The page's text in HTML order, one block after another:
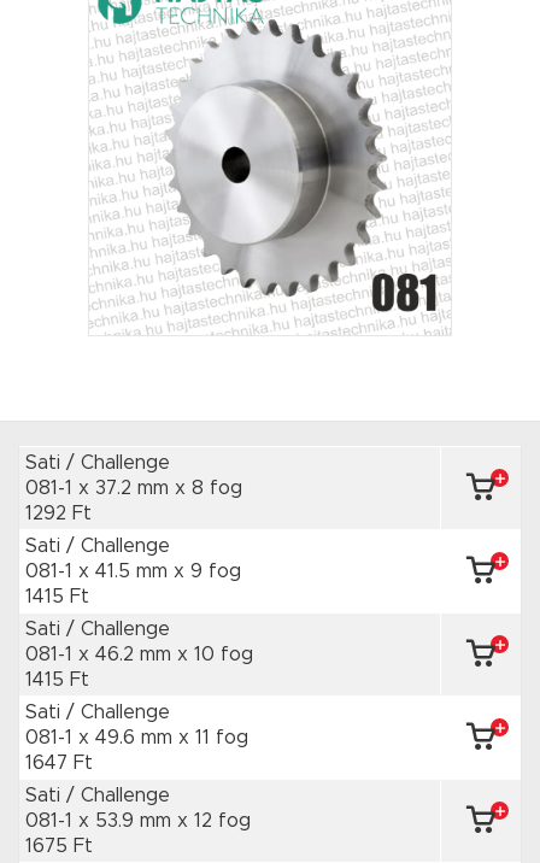
Sati / Challenge
081-1 x 37.2 mm x 8 fog
1292 Ft
Sati / Challenge
081-1 x 41.5 mm x 9 fog
1415 Ft
Sati / Challenge
081-1 x 46.2 mm x 10 fog
1415 Ft
Sati / Challenge
081-1 x 49.6 mm x 11 fog
1647 Ft
Sati / Challenge
081-1 x 53.9 mm x 12 fog
1675 Ft